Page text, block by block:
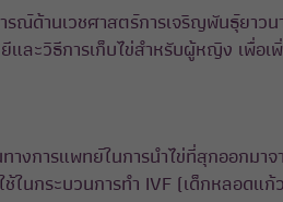
รณ์ด้านเวชศาสตร์การเจริญพันธุ์ยา
และวิธีการเก็บไข่สำหรับผู้หญิง เพื่อ
งการแพทย์ในการนำไข่ที่สุกออกมา
ในกระบวนการทำ IVF (เด็กหลอดแ